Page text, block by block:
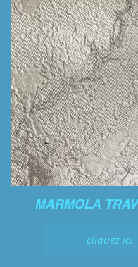
MARMOLA
cliquez ici